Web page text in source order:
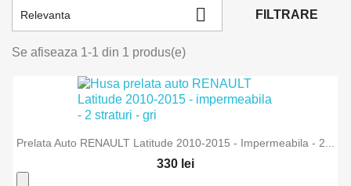
Relevanta  FILTRARE
Se afiseaza 1-1 din 1 produs(e)
Prelata Auto RENAULT Latitude 2010-2015 - Impermeabila - 2...
330 lei